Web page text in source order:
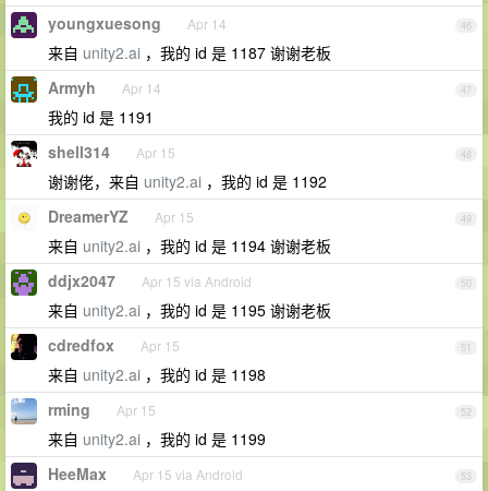
46
youngxuesong Apr 14
来自 unity2.ai ，我的 id 是 1187 谢谢老板
47
Armyh Apr 14
我的 id 是 1191
48
shell314 Apr 15
谢谢佬，来自 unity2.ai ，我的 id 是 1192
49
DreamerYZ Apr 15
来自 unity2.ai ，我的 id 是 1194 谢谢老板
50
ddjx2047 Apr 15 via Android
来自 unity2.ai ，我的 id 是 1195 谢谢老板
51
cdredfox Apr 15
来自 unity2.ai ，我的 id 是 1198
52
rming Apr 15
来自 unity2.ai ，我的 id 是 1199
53
HeeMax Apr 15 via Android